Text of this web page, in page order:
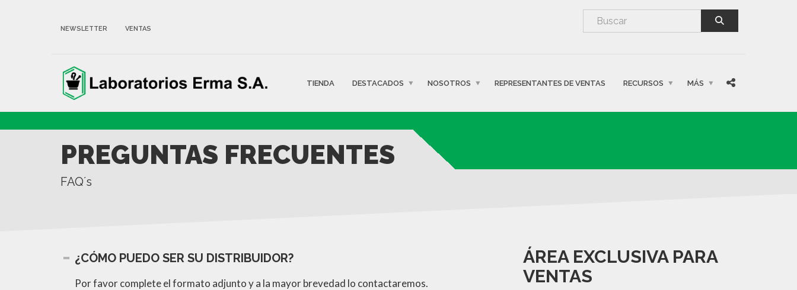
NEWSLETTER VENTAS
TIENDA DESTACADOS NOSOTROS REPRESENTANTES DE VENTAS RECURSOS MÁS
PREGUNTAS FRECUENTES
FAQ´s
¿CÓMO PUEDO SER SU DISTRIBUIDOR?
Por favor complete el formato adjunto y a la mayor brevedad lo contactaremos.
ÁREA EXCLUSIVA PARA
VENTAS